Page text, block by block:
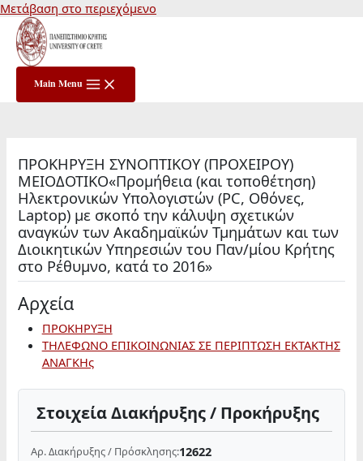
Μετάβαση στο περιεχόμενο
Main Menu
ΠΡΟΚΗΡΥΞΗ ΣΥΝΟΠΤΙΚΟΥ (ΠΡΟΧΕΙΡΟΥ)
ΜΕΙΟΔΟΤΙΚΟ«Προμήθεια (και τοποθέτηση)
Ηλεκτρονικών Υπολογιστών (PC, Οθόνες,
Laptop) με σκοπό την κάλυψη σχετικών
αναγκών των Ακαδημαϊκών Τμημάτων και των
Διοικητικών Υπηρεσιών του Παν/μίου Κρήτης
στο Ρέθυμνο, κατά το 2016»
Αρχεία
ΠΡΟΚΗΡΥΞΗ
ΤΗΛΕΦΩΝΟ ΕΠΙΚΟΙΝΩΝΙΑΣ ΣΕ ΠΕΡΙΠΤΩΣΗ ΕΚΤΑΚΤΗΣ
ΑΝΑΓΚΗς
Στοιχεία Διακήρυξης / Προκήρυξης
Αρ. Διακήρυξης / Πρόσκλησης:12622